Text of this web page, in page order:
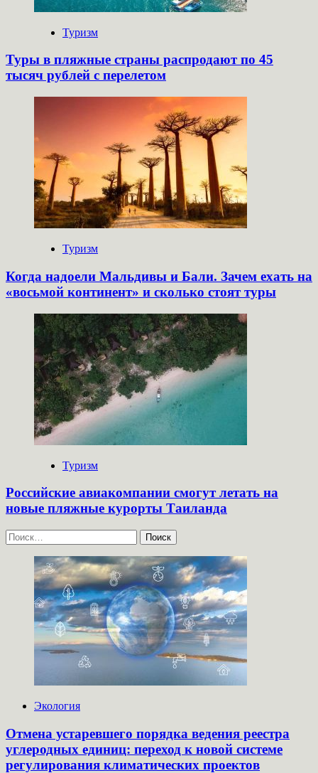
Туризм
Туры в пляжные страны распродают по 45
тысяч рублей с перелетом
Туризм
Когда надоели Мальдивы и Бали. Зачем ехать на
«восьмой континент» и сколько стоят туры
Туризм
Российские авиакомпании смогут летать на
новые пляжные курорты Таиланда
Найти:
Экология
Отмена устаревшего порядка ведения реестра
углеродных единиц: переход к новой системе
регулирования климатических проектов